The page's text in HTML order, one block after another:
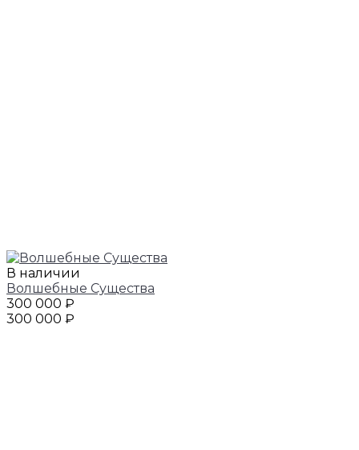
В наличии
Волшебные Существа
300 000 ₽
300 000 ₽